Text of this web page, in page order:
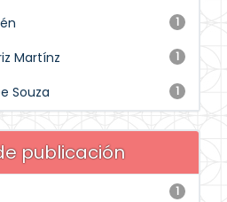
1
1
Martínz
1
Souza
publicación
1